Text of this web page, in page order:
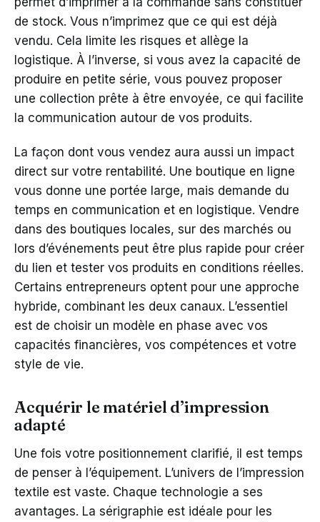
de stock. Vous n’imprimez que ce qui est déjà
vendu. Cela limite les risques et allège la
logistique. À l’inverse, si vous avez la capacité de
produire en petite série, vous pouvez proposer
une collection prête à être envoyée, ce qui facilite
la communication autour de vos produits.
La façon dont vous vendez aura aussi un impact
direct sur votre rentabilité. Une boutique en ligne
vous donne une portée large, mais demande du
temps en communication et en logistique. Vendre
dans des boutiques locales, sur des marchés ou
lors d’événements peut être plus rapide pour créer
du lien et tester vos produits en conditions réelles.
Certains entrepreneurs optent pour une approche
hybride, combinant les deux canaux. L’essentiel
est de choisir un modèle en phase avec vos
capacités financières, vos compétences et votre
style de vie.
Acquérir le matériel d’impression
adapté
Une fois votre positionnement clarifié, il est temps
de penser à l’équipement. L’univers de l’impression
textile est vaste. Chaque technologie a ses
avantages. La sérigraphie est idéale pour les